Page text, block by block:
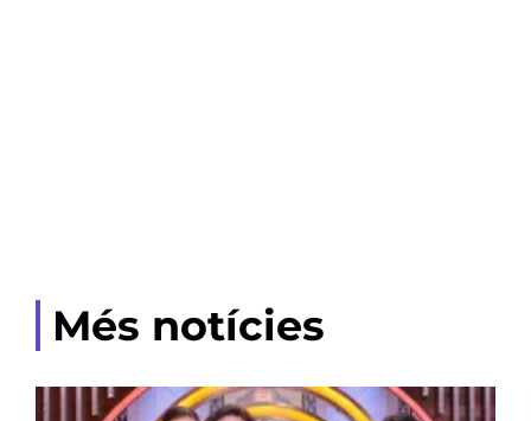
Més notícies